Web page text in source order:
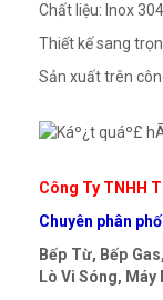
Chất liệu: Inox 304
Thiết kế sang
Sản xuất trên
Công Ty TNHH
Chuyên phân
Bếp Từ, Bếp
Lò Vi Sóng, Máy